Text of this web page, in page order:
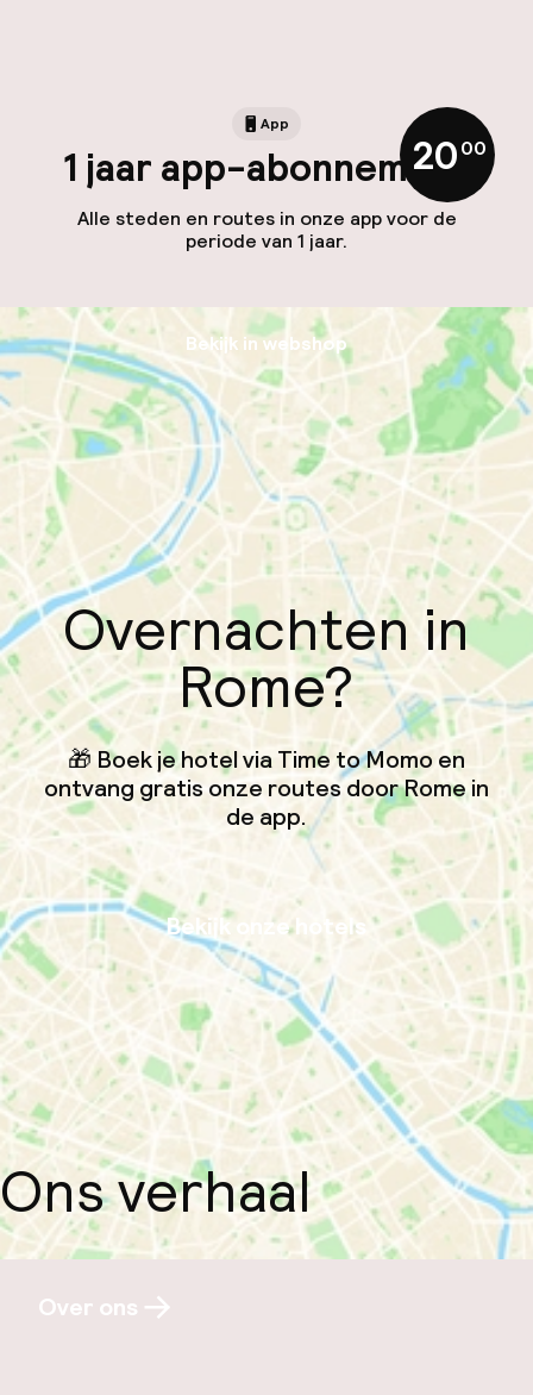
App
1 jaar app-abonnement
Alle steden en routes in onze app voor de
periode van 1 jaar.
20,00
Bekijk in webshop
Overnachten in
Rome?
🎁 Boek je hotel via Time to Momo en
ontvang gratis onze routes door Rome in
de app.
Bekijk onze hotels
Ons verhaal
Over ons